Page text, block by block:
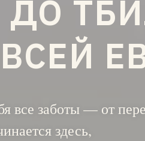
ДО
все заботы — от
здесь,